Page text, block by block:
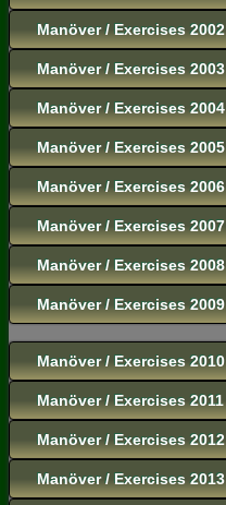
Manöver / Exercises 2002
Manöver / Exercises 2003
Manöver / Exercises 2004
Manöver / Exercises 2005
Manöver / Exercises 2006
Manöver / Exercises 2007
Manöver / Exercises 2008
Manöver / Exercises 2009
Manöver / Exercises 2010
Manöver / Exercises 2011
Manöver / Exercises 2012
Manöver / Exercises 2013